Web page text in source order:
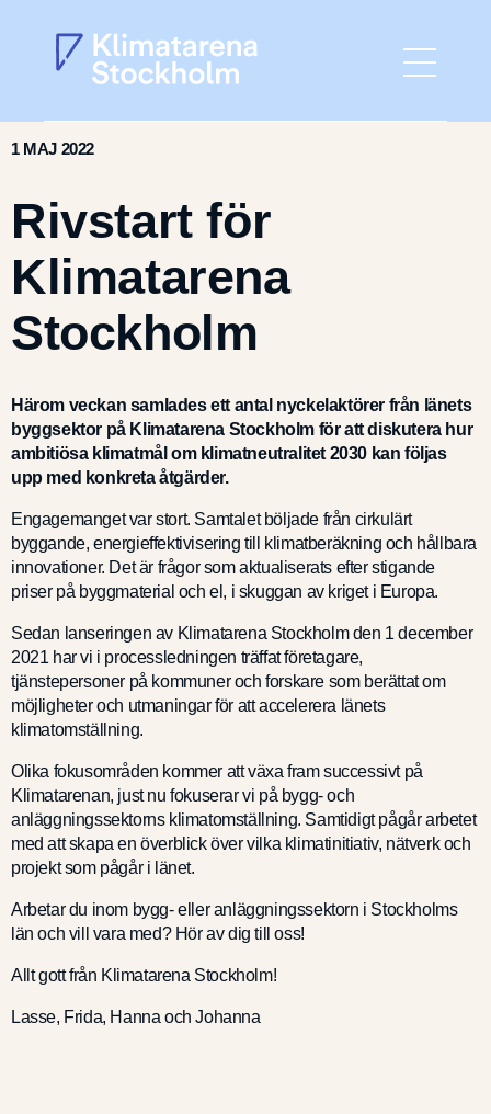
Hem
Aktuellt
Gå med
Om Klimatarenan
För deltagare
Ett initiativ av
1 MAJ 2022
Rivstart för
Klimatarena
Stockholm
Härom veckan samlades ett antal nyckelaktörer från länets
byggsektor på Klimatarena Stockholm för att diskutera hur
ambitiösa klimatmål om klimatneutralitet 2030 kan följas
upp med konkreta åtgärder.
Engagemanget var stort. Samtalet böljade från cirkulärt
byggande, energieffektivisering till klimatberäkning och hållbara
innovationer. Det är frågor som aktualiserats efter stigande
priser på byggmaterial och el, i skuggan av kriget i Europa.
Sedan lanseringen av Klimatarena Stockholm den 1 december
2021 har vi i processledningen träffat företagare,
tjänstepersoner på kommuner och forskare som berättat om
möjligheter och utmaningar för att accelerera länets
klimatomställning.
Olika fokusområden kommer att växa fram successivt på
Klimatarenan, just nu fokuserar vi på bygg- och
anläggningssektorns klimatomställning. Samtidigt pågår arbetet
med att skapa en överblick över vilka klimatinitiativ, nätverk och
projekt som pågår i länet.
Arbetar du inom bygg- eller anläggningssektorn i Stockholms
län och vill vara med? Hör av dig till oss!
Allt gott från Klimatarena Stockholm!
Lasse, Frida, Hanna och Johanna